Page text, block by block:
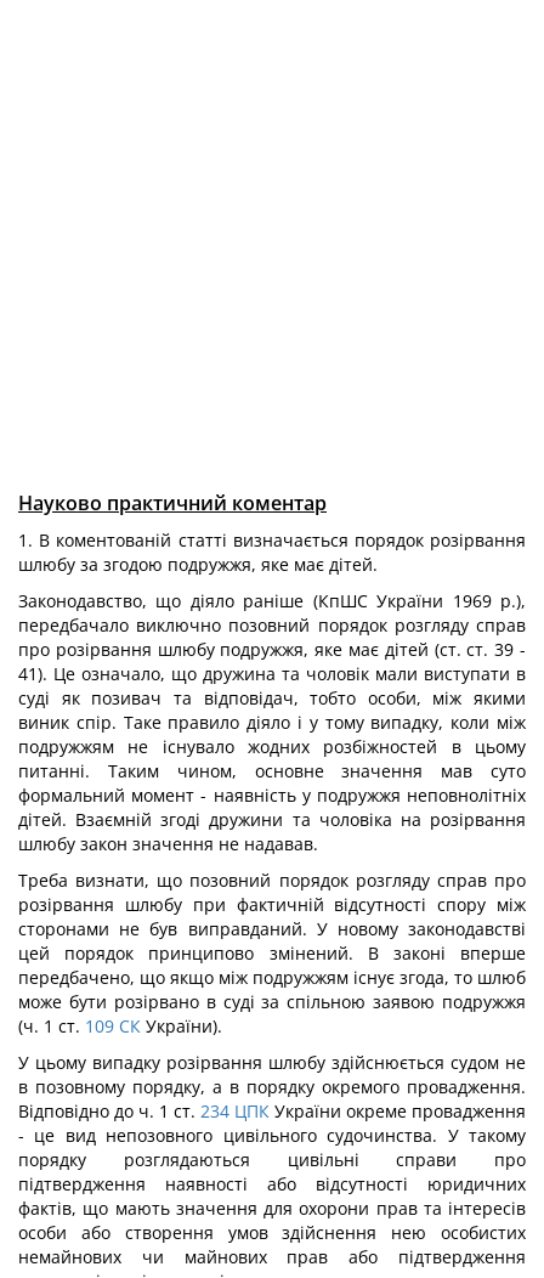
Науково практичний коментар
1. В коментованій статті визначається порядок розірвання
шлюбу за згодою подружжя, яке має дітей.
Законодавство, що діяло раніше (КпШС України 1969 p.),
передбачало виключно позовний порядок розгляду справ
про розірвання шлюбу подружжя, яке має дітей (ст. ст. 39 -
41). Це означало, що дружина та чоловік мали виступати в
суді як позивач та відповідач, тобто особи, між якими
виник спір. Таке правило діяло і у тому випадку, коли між
подружжям не існувало жодних розбіжностей в цьому
питанні. Таким чином, основне значення мав суто
формальний момент - наявність у подружжя неповнолітніх
дітей. Взаємній згоді дружини та чоловіка на розірвання
шлюбу закон значення не надавав.
Треба визнати, що позовний порядок розгляду справ про
розірвання шлюбу при фактичній відсутності спору між
сторонами не був виправданий. У новому законодавстві
цей порядок принципово змінений. В законі вперше
передбачено, що якщо між подружжям існує згода, то шлюб
може бути розірвано в суді за спільною заявою подружжя
(ч. 1 ст. 109 СК України).
У цьому випадку розірвання шлюбу здійснюється судом не
в позовному порядку, а в порядку окремого провадження.
Відповідно до ч. 1 ст. 234 ЦПК України окреме провадження
- це вид непозовного цивільного судочинства. У такому
порядку розглядаються цивільні справи про
підтвердження наявності або відсутності юридичних
фактів, що мають значення для охорони прав та інтересів
особи або створення умов здійснення нею особистих
немайнових чи майнових прав або підтвердження